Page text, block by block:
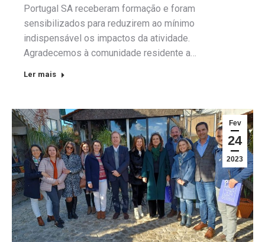
Portugal SA receberam formação e foram
sensibilizados para reduzirem ao mínimo
indispensável os impactos da atividade.
Agradecemos à comunidade residente a…
Ler mais
Fev
24
2023